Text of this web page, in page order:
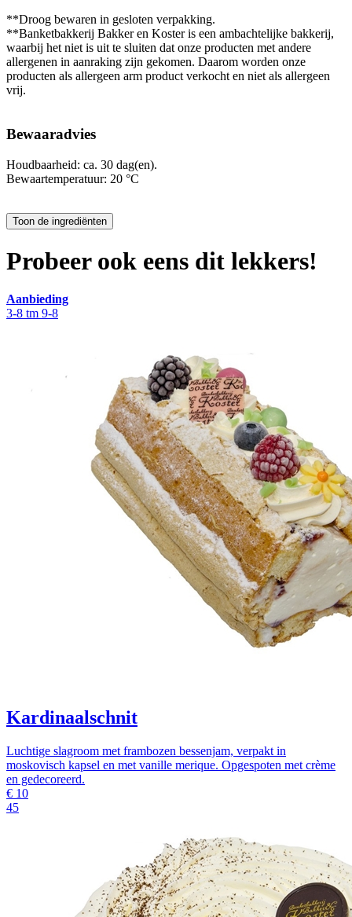
**Droog bewaren in gesloten verpakking.
**Banketbakkerij Bakker en Koster is een ambachtelijke bakkerij,
waarbij het niet is uit te sluiten dat onze producten met andere
allergenen in aanraking zijn gekomen. Daarom worden onze
producten als allergeen arm product verkocht en niet als allergeen
vrij.
Bewaaradvies
Houdbaarheid: ca. 30 dag(en).
Bewaartemperatuur: 20 °C
Probeer ook eens dit lekkers!
Aanbieding
3-8 tm 9-8
Kardinaalschnit
Luchtige slagroom met frambozen bessenjam, verpakt in
moskovisch kapsel en met vanille merique. Opgespoten met crème
en gedecoreerd.
€ 10
45